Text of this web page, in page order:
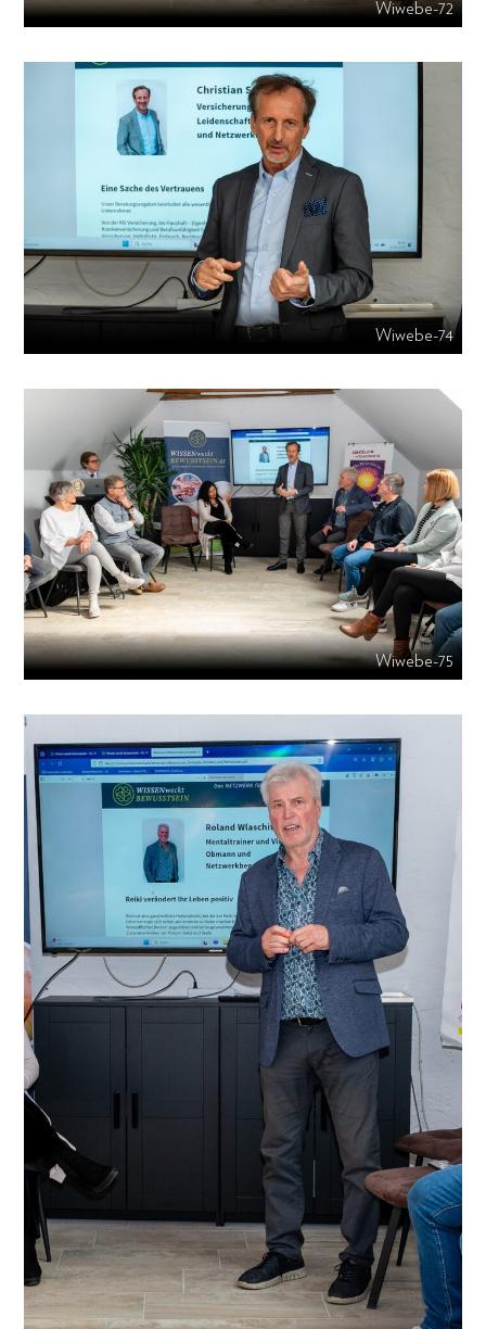
Wiwebe-72
Wiwebe-74
Wiwebe-75